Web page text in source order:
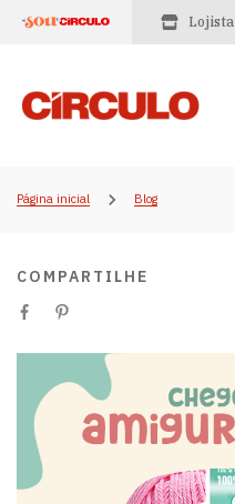
Lojista
Página inicial Blog
COMPARTILHE